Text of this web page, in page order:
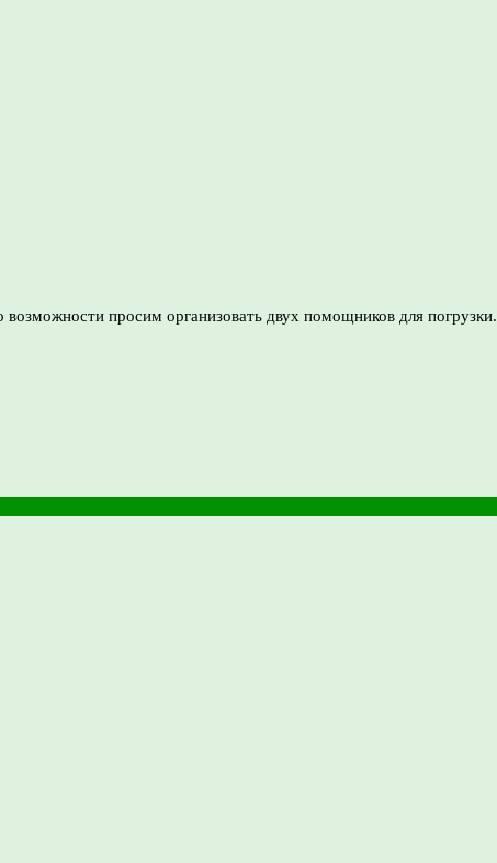
просим организовать двух помощников для погрузки.